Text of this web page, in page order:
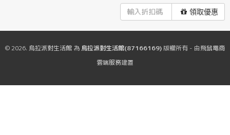
領取優惠
© 2026. 烏拉派對生活館 為 烏拉派對生活館(87166169)版權所有 - 由飛鼠電商
雲端服務建置